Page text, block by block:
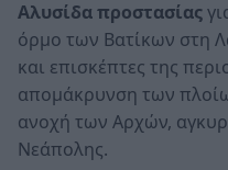
Αλυσίδα προστασίας
όρμο των Βατίκων στη
και επισκέπτες της
απομάκρυνση των
ανοχή των Αρχών,
Νεάπολης.